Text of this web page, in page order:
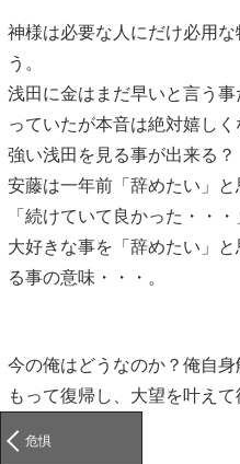
神様は必要な人にだけ必用
う。
浅田に金はまだ早いと言う
っていたが本音は絶対嬉し
強い浅田を見る事が出来る？
安藤は一年前「辞めたい」
「続けていて良かった・・
大好きな事を「辞めたい」
る事の意味・・・。
今の俺はどうなのか？俺自
もって復帰し、大望を叶えて
危惧